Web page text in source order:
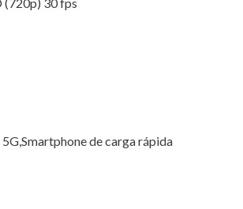
de carga rápida